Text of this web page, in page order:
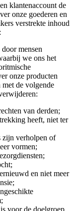
klantenaccount de
onze goederen en
verstrekte inhoud
mensen
we ons het
onze producten
de volgende
van derden;
heeft, niet ter
zijn verholpen of
vormen;
en niet meer
voor de doelgroep